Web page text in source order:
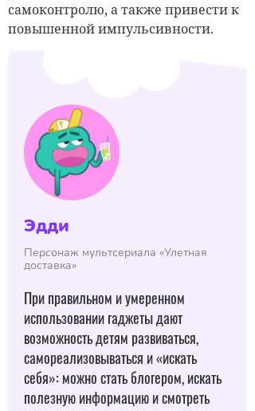
самоконтролю, а также привести к
повышенной импульсивности.
Эдди
Персонаж мультсериала «Улетная
доставка»
При правильном и умеренном
использовании гаджеты дают
возможность детям развиваться,
самореализовываться и «искать
себя»: можно стать блогером, искать
полезную информацию и смотреть